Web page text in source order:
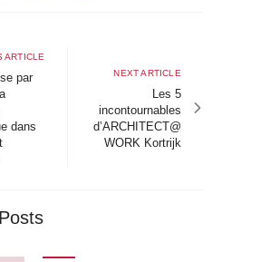
ARTICLE
par
dans
Next
NEXT ARTICLE
Les 5
incontournables
d’ARCHITECT@
WORK Kortrijk